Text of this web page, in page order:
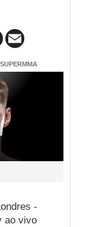
-
ao vivo